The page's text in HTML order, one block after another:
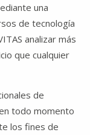
una
de tecnología
analizar más
que cualquier
de
todo momento
los fines de